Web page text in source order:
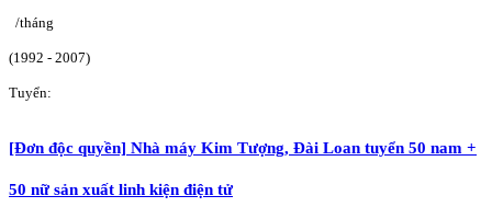
/tháng
(1992 - 2007)
Tuyển:
[Đơn độc quyền] Nhà máy Kim Tượng, Đài Loan tuyển 50 nam +
50 nữ sản xuất linh kiện điện tử